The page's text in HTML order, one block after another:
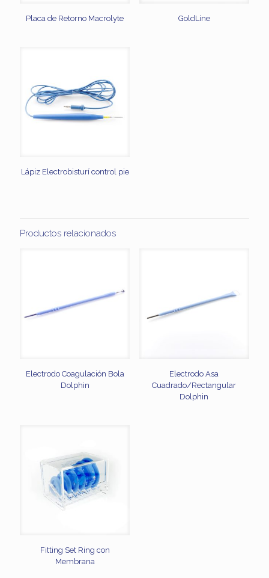
Placa de Retorno Macrolyte GoldLine
Lápiz Electrobisturí control pie
Productos relacionados
Electrodo Coagulación Bola
Dolphin
Electrodo Asa
Cuadrado/Rectangular
Dolphin
Fitting Set Ring con
Membrana